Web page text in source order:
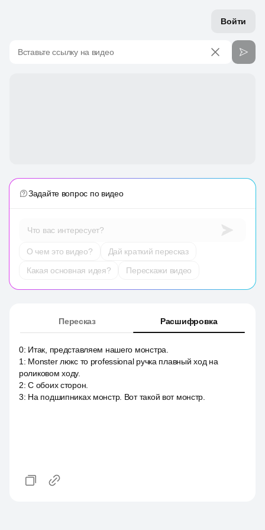
Войти
Вставьте ссылку на видео
Задайте вопрос по видео
Что вас интересует?
О чем это видео?
Дай краткий пересказ
Какая основная идея?
Перескажи видео
Пересказ Расшифровка
0: Итак, представляем нашего монстра.
1 : Monster люкс то professional ручка плавный ход на
роликовом ходу.
2:С обоих сторон.
3: На подшипниках монстр. Вот такой вот монстр.